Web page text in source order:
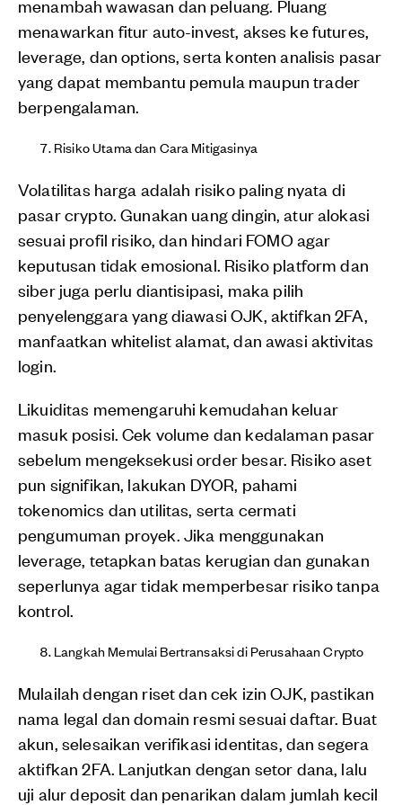
menambah wawasan dan peluang. Pluang
menawarkan fitur auto-invest, akses ke futures,
leverage, dan options, serta konten analisis pasar
yang dapat membantu pemula maupun trader
berpengalaman.
Risiko Utama dan Cara Mitigasinya
Volatilitas harga adalah risiko paling nyata di
pasar crypto. Gunakan uang dingin, atur alokasi
sesuai profil risiko, dan hindari FOMO agar
keputusan tidak emosional. Risiko platform dan
siber juga perlu diantisipasi, maka pilih
penyelenggara yang diawasi OJK, aktifkan 2FA,
manfaatkan whitelist alamat, dan awasi aktivitas
login.
Likuiditas memengaruhi kemudahan keluar
masuk posisi. Cek volume dan kedalaman pasar
sebelum mengeksekusi order besar. Risiko aset
pun signifikan, lakukan DYOR, pahami
tokenomics dan utilitas, serta cermati
pengumuman proyek. Jika menggunakan
leverage, tetapkan batas kerugian dan gunakan
seperlunya agar tidak memperbesar risiko tanpa
kontrol.
Langkah Memulai Bertransaksi di Perusahaan Crypto
Mulailah dengan riset dan cek izin OJK, pastikan
nama legal dan domain resmi sesuai daftar. Buat
akun, selesaikan verifikasi identitas, dan segera
aktifkan 2FA. Lanjutkan dengan setor dana, lalu
uji alur deposit dan penarikan dalam jumlah kecil